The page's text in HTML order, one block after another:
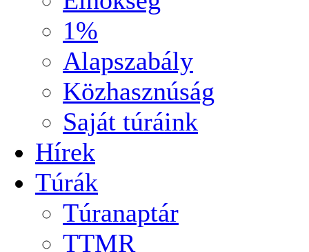
1%
Alapszabály
Közhasznúság
Saját túráink
Hírek
Túrák
Túranaptár
TTMR